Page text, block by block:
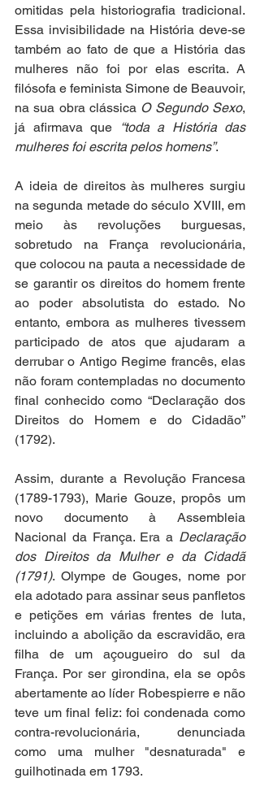
omitidas pela historiografia tradicional.
Essa invisibilidade na História deve-se
também ao fato de que a História das
mulheres não foi por elas escrita. A
filósofa e feminista Simone de Beauvoir,
na sua obra clássica O Segundo Sexo,
já afirmava que
“toda a História das
mulheres foi escrita pelos homens”.
A ideia de direitos às mulheres surgiu
na segunda metade do século XVIII, em
meio às revoluções burguesas,
sobretudo na França revolucionária,
que colocou na pauta a necessidade de
se garantir os direitos do homem frente
ao poder absolutista do estado. No
entanto, embora as mulheres tivessem
participado de atos que ajudaram a
derrubar o Antigo Regime francês, elas
não foram contempladas no documento
final conhecido como “Declaração dos
Direitos do Homem e do Cidadão”
(1792).
Assim, durante a Revolução Francesa
(1789-1793), Marie Gouze, propôs um
novo documento à Assembleia
Nacional da França. Era a Declaração
dos Direitos da Mulher e da Cidadã
(1791). Olympe de Gouges, nome por
ela adotado para assinar seus panfletos
e petições em várias frentes de luta,
incluindo a abolição da escravidão, era
filha de um açougueiro do sul da
França. Por ser girondina, ela se opôs
abertamente ao líder Robespierre e não
teve um final feliz: foi condenada como
contra-revolucionária, denunciada
como uma mulher "desnaturada" e
guilhotinada em 1793.